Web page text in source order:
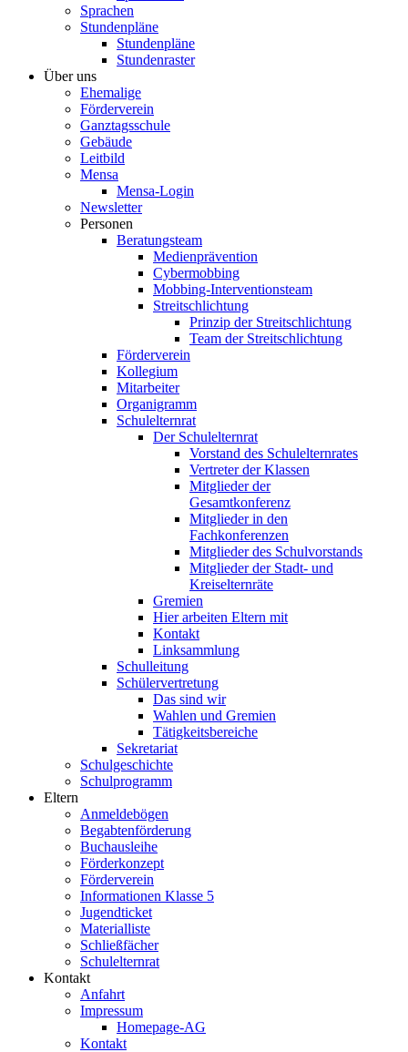
Sprachen
Stundenpläne
Stundenpläne
Stundenraster
Über uns
Ehemalige
Förderverein
Ganztagsschule
Gebäude
Leitbild
Mensa
Mensa-Login
Newsletter
Personen
Beratungsteam
Medienprävention
Cybermobbing
Mobbing-Interventionsteam
Streitschlichtung
Prinzip der Streitschlichtung
Team der Streitschlichtung
Förderverein
Kollegium
Mitarbeiter
Organigramm
Schulelternrat
Der Schulelternrat
Vorstand des Schulelternrates
Vertreter der Klassen
Mitglieder der
Gesamtkonferenz
Mitglieder in den
Fachkonferenzen
Mitglieder des Schulvorstands
Mitglieder der Stadt- und
Kreiselternräte
Gremien
Hier arbeiten Eltern mit
Kontakt
Linksammlung
Schulleitung
Schülervertretung
Das sind wir
Wahlen und Gremien
Tätigkeitsbereiche
Sekretariat
Schulgeschichte
Schulprogramm
Eltern
Anmeldebögen
Begabtenförderung
Buchausleihe
Förderkonzept
Förderverein
Informationen Klasse 5
Jugendticket
Materialliste
Schließfächer
Schulelternrat
Kontakt
Anfahrt
Impressum
Homepage-AG
Kontakt